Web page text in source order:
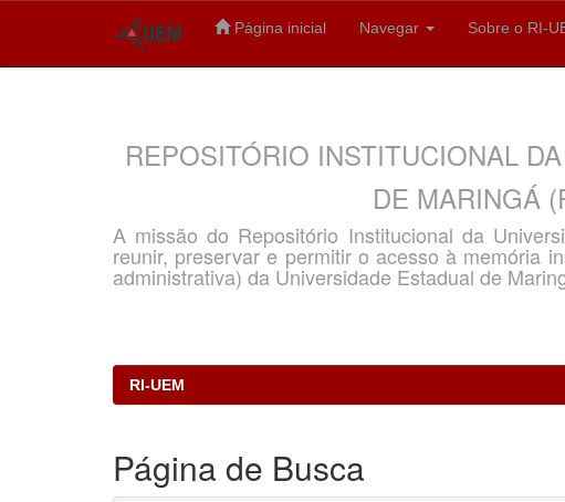
Página inicial Navegar Sobre o RI-
REPOSITÓRIO INSTITUCIONAL
DE MARINGÁ
A missão do Repositório Institucional da
reunir, preservar e permitir o acesso à memória
administrativa) da Universidade Estadual de
RI-UEM
Página de Busca